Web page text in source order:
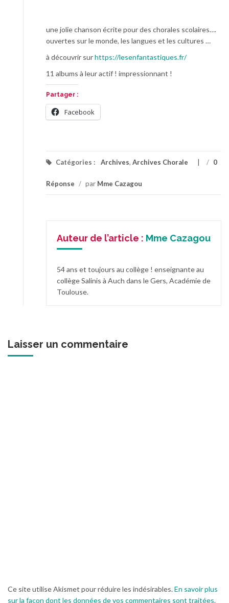
une jolie chanson écrite pour des chorales scolaires….
ouvertes sur le monde, les langues et les cultures …
à découvrir surhttps://lesenfantastiques.fr/
11 albums à leur actif ! impressionnant !
Partager :
Facebook
Catégories : Archives, Archives Chorale / 0
Réponse / par Mme Cazagou
Auteur de l’article : Mme Cazagou
54 ans et toujours au collège ! enseignante au
collège Salinis à Auch dans le Gers, Académie de
Toulouse.
Laisser un commentaire
Ce site utilise Akismet pour réduire les indésirables.En savoir plus
sur la façon dont les données de vos commentaires sont traitées.